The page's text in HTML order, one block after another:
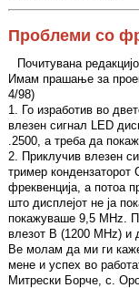
Проблеми со
Почитувана редакцијо,
Имам прашање за
4/98)
1. Го изработив во
влезен сигнал LED
.2500, а треба да
2. Приклучив влезен
тример кондензаторот
фреквенција, а потоа
што дисплејот не ја
покажуваше 9,5 MHz.
влезот B (1200 MHz) и
Ве молам да ми ги
мене и успех во
Митрески Борче, с.